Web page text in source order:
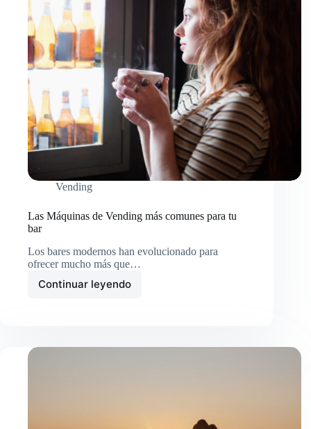
Vending
Las Máquinas de Vending más comunes para tu
bar
Los bares modernos han evolucionado para
ofrecer mucho más que…
Continuar leyendo